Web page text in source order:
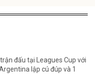
đấu tại Leagues Cup với
lập cú đúp và 1